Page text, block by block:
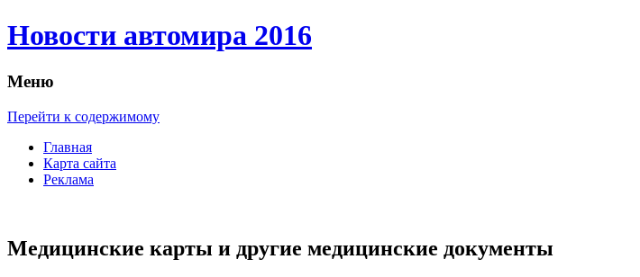
Новости автомира 2016
Меню
Перейти к содержимому
Главная
Карта сайта
Реклама
Медицинские карты и другие медицинские документы